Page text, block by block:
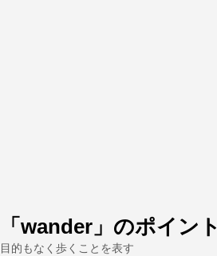
「wander」のポイント
目的もなく歩くことを表す